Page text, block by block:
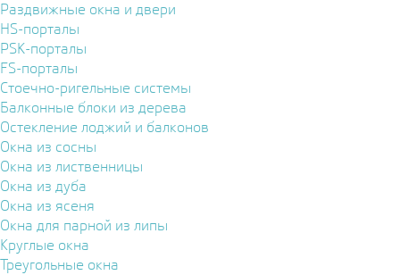
Раздвижные окна и двери
HS-порталы
PSK-порталы
FS-порталы
Стоечно-ригельные системы
Балконные блоки из дерева
Остекление лоджий и балконов
Окна из сосны
Окна из лиственницы
Окна из дуба
Окна из ясеня
Окна для парной из липы
Круглые окна
Треугольные окна